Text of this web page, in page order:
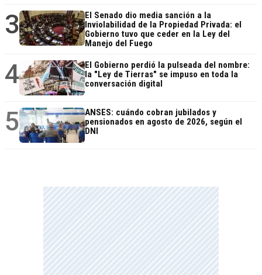
3
El Senado dio media sanción a la
Inviolabilidad de la Propiedad Privada: el
Gobierno tuvo que ceder en la Ley del
Manejo del Fuego
4
El Gobierno perdió la pulseada del nombre:
la "Ley de Tierras" se impuso en toda la
conversación digital
5
ANSES: cuándo cobran jubilados y
pensionados en agosto de 2026, según el
DNI